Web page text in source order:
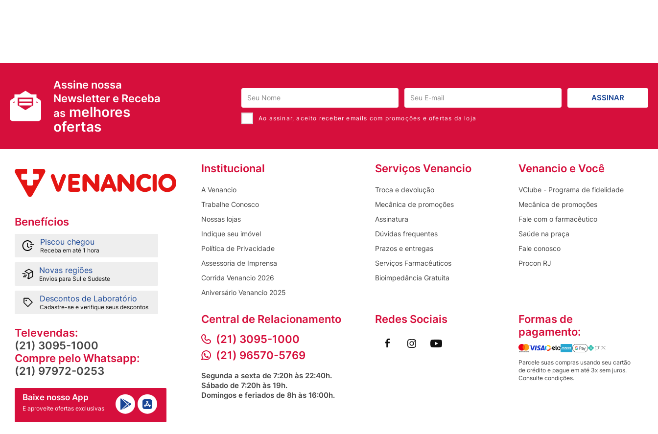
Assine nossa
Newsletter e Receba
as melhores
ofertas
ASSINAR
Ao assinar, aceito receber emails com promoções e ofertas da loja
Benefícios
Piscou chegou
Receba em até 1 hora
Novas regiões
Envios para Sul e Sudeste
Descontos de Laboratório
Cadastre-se e verifique seus descontos
Televendas:
(21) 3095-1000
Compre pelo Whatsapp:
(21) 97972-0253
Baixe nosso App
E aproveite ofertas exclusivas
Institucional
A Venancio
Trabalhe Conosco
Nossas lojas
Indique seu imóvel
Política de Privacidade
Assessoria de Imprensa
Corrida Venancio 2026
Aniversário Venancio 2025
Serviços Venancio
Troca e devolução
Mecânica de promoções
Assinatura
Dúvidas frequentes
Prazos e entregas
Serviços Farmacêuticos
Bioimpedância Gratuita
Venancio e Você
VClube - Programa de fidelidade
Mecânica de promoções
Fale com o farmacêutico
Saúde na praça
Fale conosco
Procon RJ
Central de Relacionamento
(21) 3095-1000
(21) 96570-5769
Segunda a sexta de 7:20h às 22:40h.
Sábado de 7:20h às 19h.
Domingos e feriados de 8h às 16:00h.
Redes Sociais
Formas de
pagamento:
Parcele suas compras usando seu cartão
de crédito e pague em até 3x sem juros.
Consulte condições.